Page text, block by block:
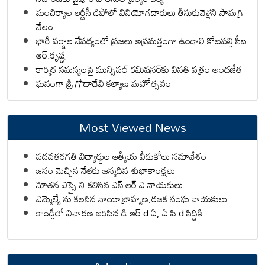
మంచిర్యాల ఆర్టీసీ డిపోలో వినియోగదారులు తీసుకువెళ్లని సామగ్రి
వేలం
భారీ వర్షాల నేపథ్యంలో ప్రజలు అప్రమత్తంగా ఉండాలి కోటపల్లి సీఐ
ఆర్.కృష్ణ
కార్మిక సమస్యలపై మున్సిపల్ కమిషనర్‌కు వినతి పత్రం అందజేత
ఘనంగా శ్రీ గోదాదేవి కల్యాణ మహోత్సవం
Most Viewed News
పదవతరగతి విద్యార్థుల ఆత్మీయ వీడుకోలు సమావేశం
జనం మెచ్చిన నేతకు జన్మదిన శుభాకాంక్షలు
నూతన ఎస్సై ని కలిసిన ఎస్ ఆర్ ఎ నాయకులు
ఎమ్మెల్యే ను కలసిన నాయీబ్రాహ్మణ,రజక సంఘ నాయకులు
కాండ్లీలో విచారణ జరిపిన డి ఆర్ d ఏ, ఏ పి d సిద్ధికి